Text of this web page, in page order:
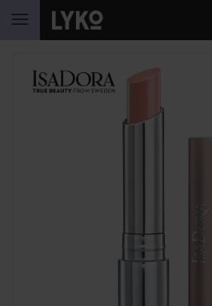
HOPPA TILL INNEHÅLLET